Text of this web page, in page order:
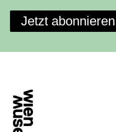
Jetzt abonnieren